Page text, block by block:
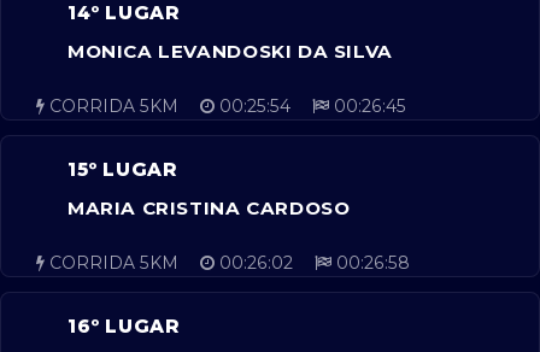
14º LUGAR
MONICA LEVANDOSKI DA SILVA
CORRIDA 5KM 00:25:54 00:26:45
15º LUGAR
MARIA CRISTINA CARDOSO
CORRIDA 5KM 00:26:02 00:26:58
16º LUGAR